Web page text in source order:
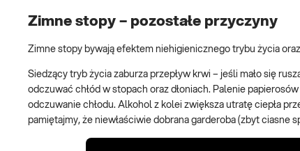
Zimne stopy – pozostałe przyczyny
Zimne stopy bywają efektem niehigienicznego trybu życia
Siedzący tryb życia zaburza przepływ krwi – jeśli mało się
odczuwać chłód w stopach oraz dłoniach. Palenie
odczuwanie chłodu. Alkohol z kolei zwiększa utratę ciepła
pamiętajmy, że niewłaściwie dobrana garderoba (zbyt ciasne